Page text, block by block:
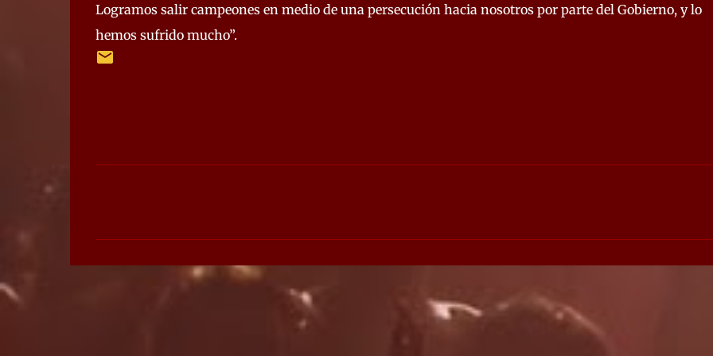
Logramos salir campeones en medio de una persecución hacia nosotros por parte del Gobierno, y lo
hemos sufrido mucho”.